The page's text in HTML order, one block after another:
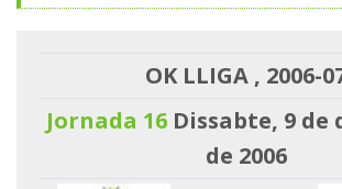
OK LLIGA , 2006-
Jornada 16Dissabte, 9 de
de 2006